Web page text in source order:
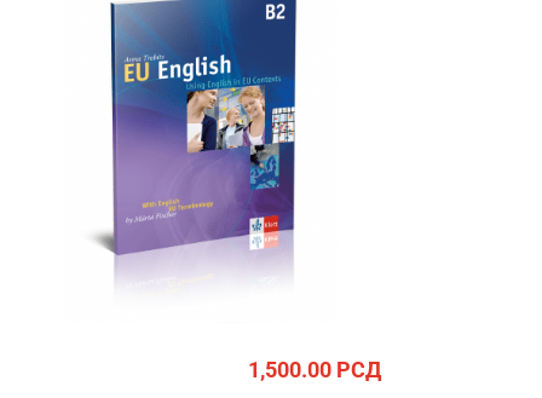
1,500.00 РСД